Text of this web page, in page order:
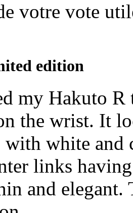
votre vote
edition
my Hakuto
the wrist. It
white and
links
and